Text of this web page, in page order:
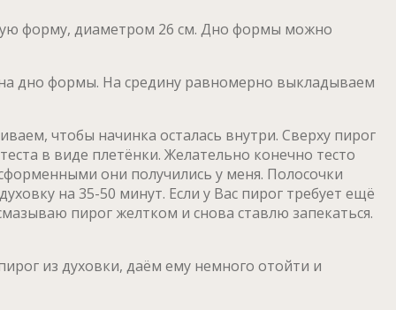
форму, диаметром 26 см. Дно формы можно
дно формы. На средину равномерно выкладываем
чтобы начинка осталась внутри. Сверху пирог
в виде плетёнки. Желательно конечно тесто
они получились у меня. Полосочки
на 35-50 минут. Если у Вас пирог требует ещё
пирог желтком и снова ставлю запекаться.
из духовки, даём ему немного отойти и